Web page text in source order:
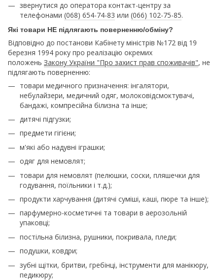
звернутися до оператора контакт-центру за
телефонами (068) 654-74-83 или (066) 102-75-85.
Які товари НЕ підлягають поверненню/обміну?
Відповідно до постанови Кабінету міністрів №172 від 19
березня 1994 року про реалізацію окремих
положень Закону України "Про захист прав споживачів", не
підлягають поверненню:
товари медичного призначення: інгалятори,
небулайзери, медичний одяг, молоковідсмоктувачі,
бандажі, компресійна білизна та інше;
дитячі підгузки;
предмети гігієни;
м'які або надувні іграшки;
одяг для немовлят;
товари для немовлят (пелюшки, соски, пляшечки для
годування, поїльники і т.д.);
продукти харчування (дитячі суміші, каші, пюре та інше);
парфумерно-косметичні та товари в аерозольній
упаковці;
постільна білизна, рушники, покривала, пледи;
подушки, ковдри;
зубні щітки, бритви, гребінці, інструменти для манікюру,
педикюру;